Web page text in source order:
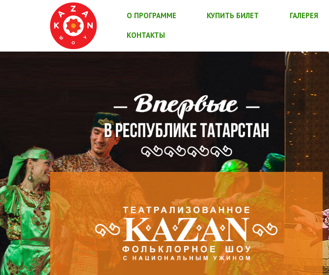
О ПРОГРАММЕ КУПИТЬ БИЛЕТ ГАЛЕРЕЯ
КОНТАКТЫ